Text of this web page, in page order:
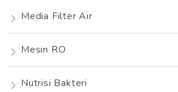
Media Filter Air
Mesin RO
Nutrisi Bakteri